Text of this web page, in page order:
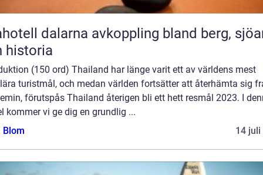
avkoppling bland berg, sjöar
historia
(150 ord) Thailand har länge varit ett av världens mest
turistmål, och medan världen fortsätter att återhämta sig
förutspås Thailand återigen bli ett hett resmål 2023. I
kommer vi ge dig en grundlig ...
Blom
14 juli